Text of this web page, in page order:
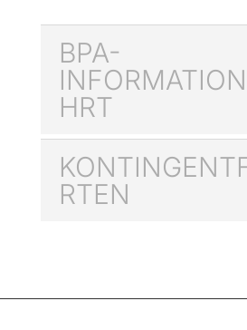
BPA-
HRT
RTEN